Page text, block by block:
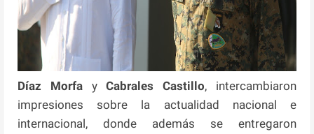
Díaz Morfa yCabrales Castillo, intercambiaron
impresiones sobre la actualidad nacional e
internacional, donde además se entregaron